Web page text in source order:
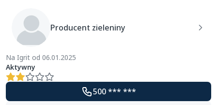
Producent zieleniny
Na Igrit od 06.01.2025
Aktywny
500 *** ***